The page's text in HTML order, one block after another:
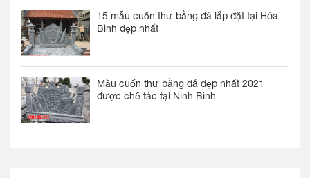
15 mẫu cuốn thư bằng đá lắp đặt tại Hòa
Bình đẹp nhất
Mẫu cuốn thư bằng đá đẹp nhất 2021
được chế tác tại Ninh Bình